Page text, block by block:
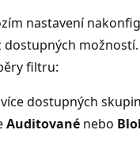
nastavení
dostupných
filtru:
dostupných
Auditované nebo